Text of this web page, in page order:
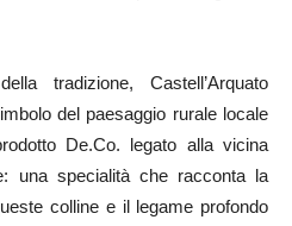
tradizione, Castell’Arquato
del paesaggio rurale locale
De.Co. legato alla vicina
una specialità che racconta la
colline e il legame profondo